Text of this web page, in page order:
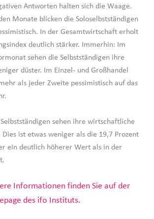
Antworten halten sich die Waage.
Monate blicken die Soloselbstständigen
In der Gesamtwirtschaft erholt
deutlich stärker. Immerhin: Im
sehen die Selbstständigen ihre
düster. Im Einzel- und Großhandel
als jeder Zweite pessimistisch auf das
sehen ihre wirtschaftliche
Dies ist etwas weniger als die 19,7 Prozent
ein deutlich höherer Wert als in der
Informationen finden Sie auf der
des ifo Instituts.